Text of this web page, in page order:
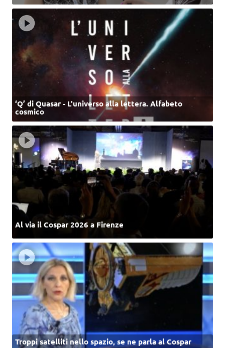
‘Q’ di Quasar - L'universo alla lettera. Alfabeto
cosmico
Al via il Cospar 2026 a Firenze
Troppi satelliti nello spazio, se ne parla al Cospar